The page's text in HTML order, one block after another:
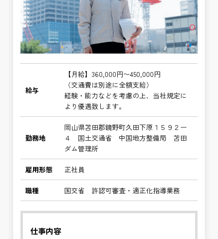
給与
【月給】360,000円〜450,000円
（交通費は別途に全額支給）
経験・能力などを考慮の上、当社規定に
より優遇致します。
勤務地
岡山県苫田郡鏡野町久田下原１５９２ー
４ 国土交通省 中国地方整備局 苫田
ダム管理所
雇用形態 正社員
職種 国交省 許認可審査・適正化指導業務
仕事内容